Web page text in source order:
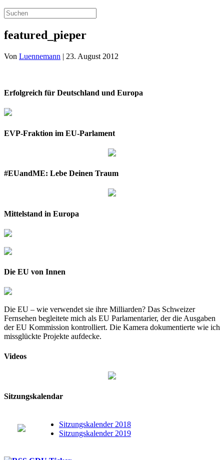
featured_pieper
Von Luennemann | 23. August 2012
Erfolgreich für Deutschland und Europa
EVP-Fraktion im EU-Parlament
#EUandME: Lebe Deinen Traum
Mittelstand in Europa
Die EU von Innen
Die EU – wie verwendet sie ihre Milliarden? Das Schweizer
Fernsehen begleitete mich als EU Parlamentarier, der die Ausgaben
der EU Kommission kontrolliert. Die Kamera dokumentierte wie ich
missglückte Projekte aufdecke.
Videos
Sitzungskalendar
Sitzungskalender 2018
Sitzungskalender 2019